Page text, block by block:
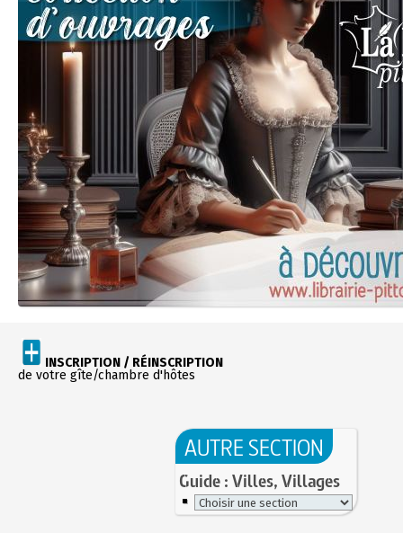
INSCRIPTION / RÉINSCRIPTION
de votre gîte/chambre d'hôtes
AUTRE SECTION
Guide : Villes, Villages